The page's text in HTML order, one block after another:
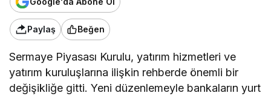
Paylaş Beğen
Sermaye Piyasası Kurulu, yatırım hizmetleri ve
yatırım kuruluşlarına ilişkin rehberde önemli bir
değişikliğe gitti. Yeni düzenlemeyle bankaların yurt